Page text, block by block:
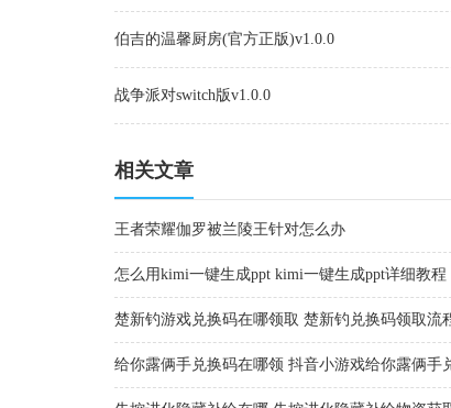
伯吉的温馨厨房(官方正版)v1.0.0
战争派对switch版v1.0.0
相关文章
王者荣耀伽罗被兰陵王针对怎么办
怎么用kimi一键生成ppt kimi一键生成ppt详细教程
楚新钓游戏兑换码在哪领取 楚新钓兑换码领取流
给你露俩手兑换码在哪领 抖音小游戏给你露俩手